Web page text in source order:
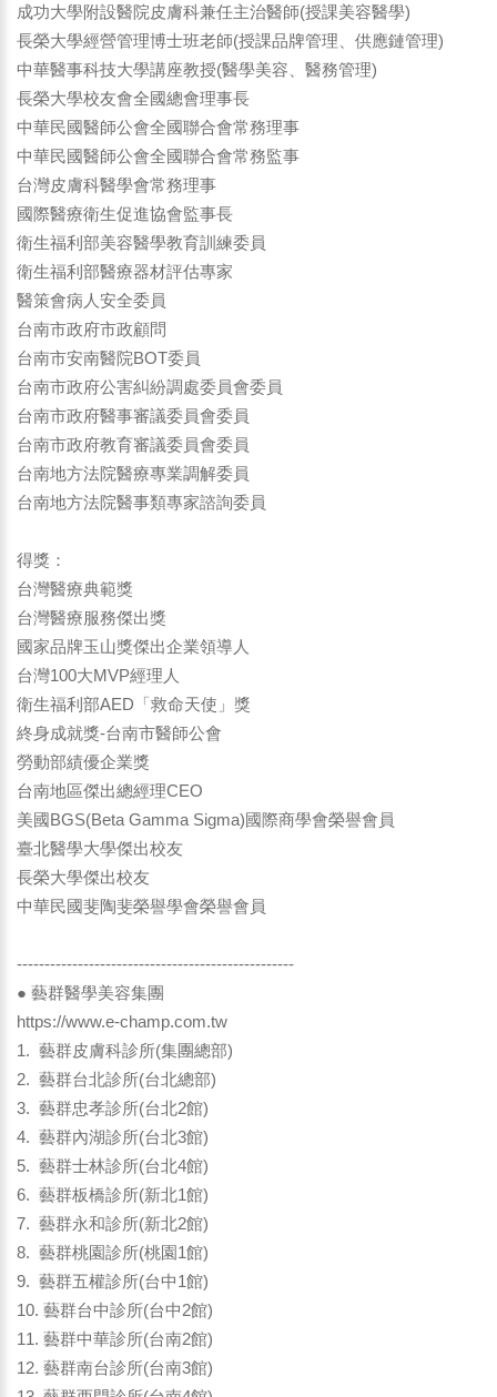
成功大學附設醫院皮膚科兼任主治醫師(授課美容醫學)
長榮大學經營管理博士班老師(授課品牌管理、供應鏈管理)
中華醫事科技大學講座教授(醫學美容、醫務管理)
長榮大學校友會全國總會理事長
中華民國醫師公會全國聯合會常務理事
中華民國醫師公會全國聯合會常務監事
台灣皮膚科醫學會常務理事
國際醫療衛生促進協會監事長
衛生福利部美容醫學教育訓練委員
衛生福利部醫療器材評估專家
醫策會病人安全委員
台南市政府市政顧問
台南市安南醫院BOT委員
台南市政府公害糾紛調處委員會委員
台南市政府醫事審議委員會委員
台南市政府教育審議委員會委員
台南地方法院醫療專業調解委員
台南地方法院醫事類專家諮詢委員
得獎：
台灣醫療典範獎
台灣醫療服務傑出獎
國家品牌玉山獎傑出企業領導人
台灣100大MVP經理人
衛生福利部AED「救命天使」獎
終身成就獎-台南市醫師公會
勞動部績優企業獎
台南地區傑出總經理CEO
美國BGS(Beta Gamma Sigma)國際商學會榮譽會員
臺北醫學大學傑出校友
長榮大學傑出校友
中華民國斐陶斐榮譽學會榮譽會員
--------------------------------------------------
● 藝群醫學美容集團
https://www.e-champ.com.tw
1. 藝群皮膚科診所(集團總部)
2. 藝群台北診所(台北總部)
3. 藝群忠孝診所(台北2館)
4. 藝群內湖診所(台北3館)
5. 藝群士林診所(台北4館)
6. 藝群板橋診所(新北1館)
7. 藝群永和診所(新北2館)
8. 藝群桃園診所(桃園1館)
9. 藝群五權診所(台中1館)
10. 藝群台中診所(台中2館)
11. 藝群中華診所(台南2館)
12. 藝群南台診所(台南3館)